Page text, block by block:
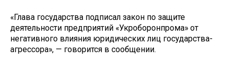
«Глава государства подписал закон по защите
деятельности предприятий «Укроборонпрома» от
негативного влияния юридических лиц государства-
агрессора», — говорится в сообщении.